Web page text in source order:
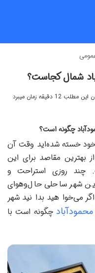
شمال کجاست؟
12 دقیقه زمان میبرد
چگونه است؟
خود خسته شده‌اید وقت آن
بهترین مقاصد برای این
چند روزی استراحت و
شهر ساحلی حال‌وهوای
می‌خواهید بدانید شهر
چگونه است با